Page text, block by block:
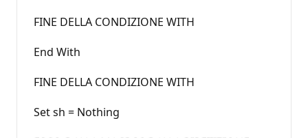
FINE DELLA CONDIZIONE WITH
End With
FINE DELLA CONDIZIONE WITH
Set sh = Nothing